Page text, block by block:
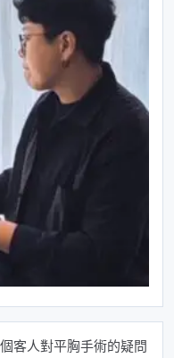
客人對平胸手術的疑問